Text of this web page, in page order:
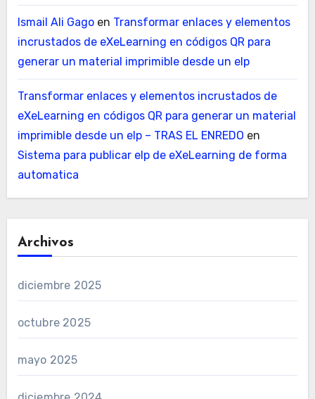
Ismail Ali Gagoen Transformar enlaces y elementos
incrustados de eXeLearning en códigos QR para
generar un material imprimible desde un elp
Transformar enlaces y elementos incrustados de
eXeLearning en códigos QR para generar un material
imprimible desde un elp – TRAS EL ENREDO en
Sistema para publicar elp de eXeLearning de forma
automatica
Archivos
diciembre 2025
octubre 2025
mayo 2025